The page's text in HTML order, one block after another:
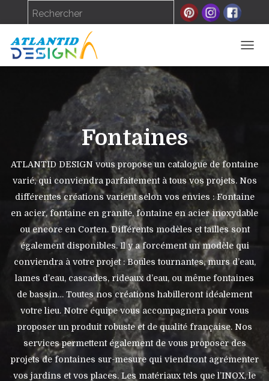
LA
Fontaines
ATLANTID DESIGN vous propose un catalogue de fontaine
varié, qui conviendra parfaitement à tous vos projets. Nos
différentes créations varient selon vos envies : Fontaine
en acier, fontaine en granite, fontaine en acier inoxydable
ou encore en Corten. Différents modèles et tailles sont
également disponibles. Il y a forcément un modèle qui
conviendra à votre projet : Boules tournantes, murs d’eau,
lames d’eau, cascades, rideaux d’eau, ou même fontaines
de bassin… Toutes nos créations habilleront idéalement
votre lieu. Notre équipe vous accompagnera pour vous
proposer un produit robuste et de qualité française. Nos
services permettent également de vous proposer des
projets de fontaines sur-mesure qui viendront agrémenter
vos jardins et vos places. Les matériaux tels que l’INOX, le